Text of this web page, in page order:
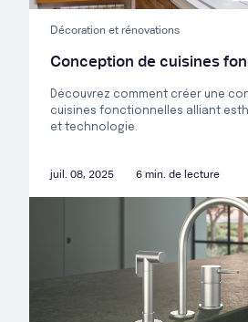
Décoration et rénovations
Conception de cuisines
Découvrez comment créer une
cuisines fonctionnelles alliant
et technologie.
juil. 08, 2025 6 min. de lecture